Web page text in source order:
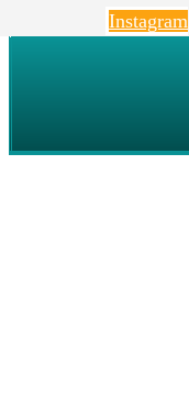
Instagram